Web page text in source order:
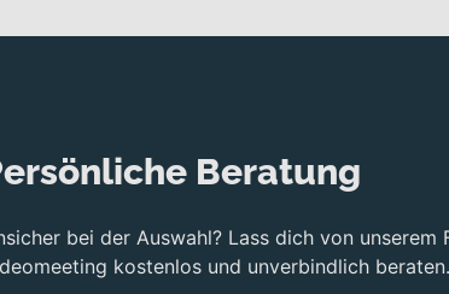
Beratung
bei der Auswahl? Lass dich von
kostenlos und unverbindlich beraten.